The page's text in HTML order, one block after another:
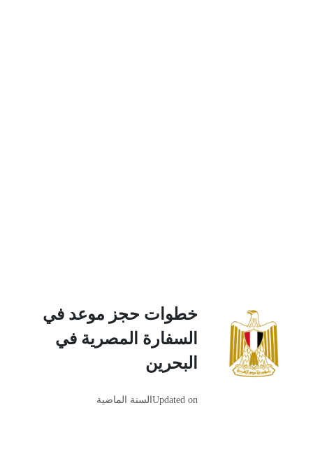
خطوات حجز موعد في
السفارة المصرية في
البحرين
Updated onالسنة الماضية